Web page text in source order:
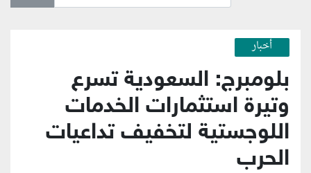
أخبار
بلومبرج: السعودية تسرع
وتيرة استثمارات الخدمات
اللوجستية لتخفيف تداعيات
الحرب